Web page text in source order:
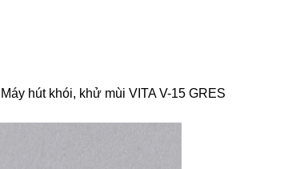
Máy hút khói, khử mùi VITA V-15 GRES